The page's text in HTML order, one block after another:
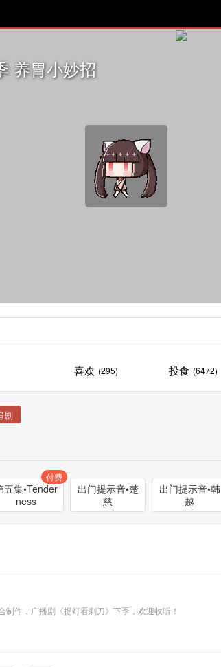
养胃小妙招
喜欢 (295) 投食 (6472)
五集•Tender
ness
付费
出门提示音•楚
慈
出门提示音•韩
越
作，广播剧《提灯看刺刀》下季，欢迎收听！